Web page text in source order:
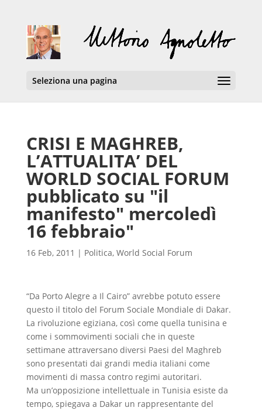
Seleziona una pagina
CRISI E MAGHREB,
L’ATTUALITA’ DEL
WORLD SOCIAL FORUM
pubblicato su "il
manifesto" mercoledì
16 febbraio"
16 Feb, 2011 | Politica, World Social Forum
“Da Porto Alegre a Il Cairo” avrebbe potuto essere
questo il titolo del Forum Sociale Mondiale di Dakar.
La rivoluzione egiziana, così come quella tunisina e
come i sommovimenti sociali che in queste
settimane attraversano diversi Paesi del Maghreb
sono presentati dai grandi media italiani come
movimenti di massa contro regimi autoritari.
Ma un’opposizione intellettuale in Tunisia esiste da
tempo, spiegava a Dakar un rappresentante del